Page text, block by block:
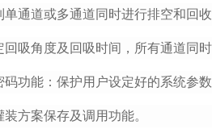
通道或多通道同时进行排空和回收
吸角度及回吸时间，所有通道同时
功能：保护用户设定好的系统参数
方案保存及调用功能。